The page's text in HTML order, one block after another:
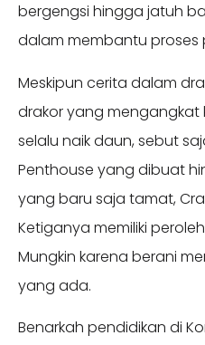
bergengsi hingga jatuh
dalam membantu proses
Meskipun cerita dalam
drakor yang mengangkat
selalu naik daun, sebut
Penthouse yang dibuat
yang baru saja tamat,
Ketiganya memiliki
Mungkin karena berani
yang ada.
Benarkah pendidikan di